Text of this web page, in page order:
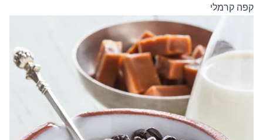
קפה קרמלי